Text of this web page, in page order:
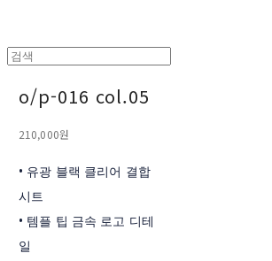
o/p-016 col.05
210,000원
• 유광 블랙 클리어 결합
시트
• 템플 팁 금속 로고 디테
일